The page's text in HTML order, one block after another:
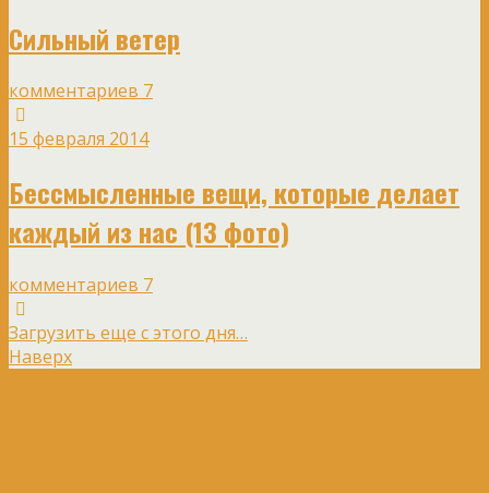
Сильный ветер
комментариев 7
15 февраля 2014
Бессмысленные вещи, которые делает
каждый из нас (13 фото)
комментариев 7
Загрузить еще с этого дня…
Наверх